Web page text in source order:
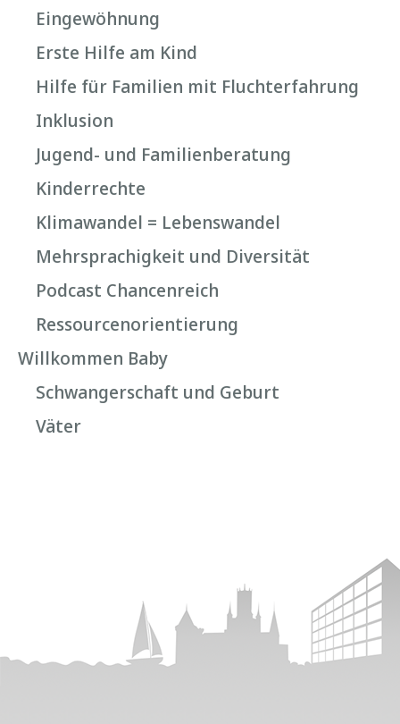
Eingewöhnung
Erste Hilfe am Kind
Hilfe für Familien mit Fluchterfahrung
Inklusion
Jugend- und Familienberatung
Kinderrechte
Klimawandel = Lebenswandel
Mehrsprachigkeit und Diversität
Podcast Chancenreich
Ressourcenorientierung
Willkommen Baby
Schwangerschaft und Geburt
Väter